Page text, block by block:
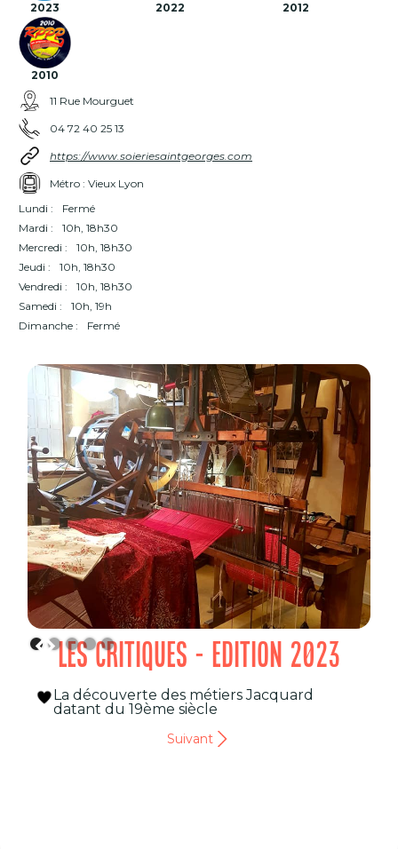
2023 2022 2012
2010
11 Rue Mourguet
04 72 40 25 13
https://www.soieriesaintgeorges.com
Métro : Vieux Lyon
Lundi :
Fermé
Mardi :
10h, 18h30
Mercredi :
10h, 18h30
Jeudi :
10h, 18h30
Vendredi :
10h, 18h30
Samedi :
10h, 19h
Dimanche :
Fermé
LES CRITIQUES - EDITION 2023
La découverte des métiers Jacquard
datant du 19ème siècle
Suivant